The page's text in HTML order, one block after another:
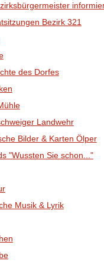
Bezirk 321
des Dorfes
Landwehr
Bilder & Karten Ölper
"Wussten Sie schon..."
Musik & Lyrik